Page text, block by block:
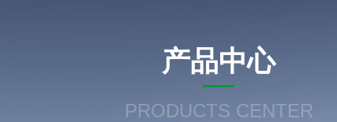
产品中心
PRODUCTS CENTER